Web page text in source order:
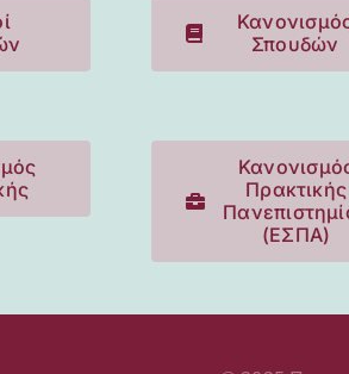
Σπουδών
Πρακτικής
(ΕΣΠΑ)